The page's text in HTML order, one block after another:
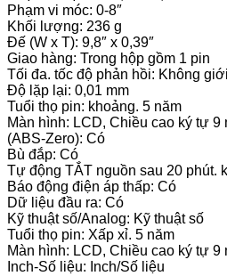
Phạm vi móc: 0-8″
Khối lượng: 236 g
Đế (W x T): 9,8″ x 0,39″
Giao hàng: Trong hộp gồm 1 pin
Tối đa. tốc độ phản hồi: Không
Độ lặp lại: 0,01 mm
Tuổi thọ pin: khoảng. 5 năm
Màn hình: LCD, Chiều cao ký tự 9
(ABS-Zero): Có
Bù đắp: Có
Tự động TẮT nguồn sau 20 phút.
Báo động điện áp thấp: Có
Dữ liệu đầu ra: Có
Kỹ thuật số/Analog: Kỹ thuật số
Tuổi thọ pin: Xấp xỉ. 5 năm
Màn hình: LCD, Chiều cao ký tự 9
Inch-Số liệu: Inch/Số liệu